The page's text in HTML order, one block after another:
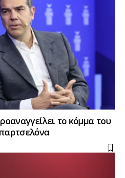
το κόμμα του